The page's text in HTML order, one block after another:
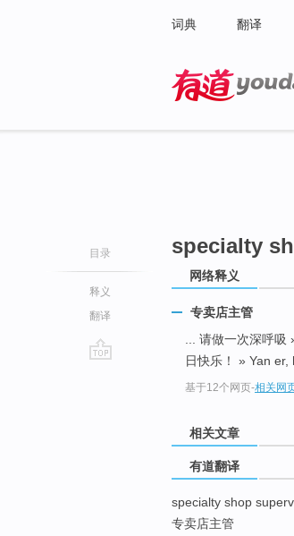
词典 翻译
目录
释义
翻译
specialty
网络释义
专卖店主管
... 请做一次深呼
日快乐！ » Yan er,
基于12个网页-相关网
相关文章
有道翻译
specialty shop
专卖店主管